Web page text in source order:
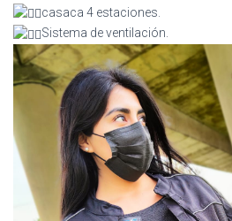
casaca 4 estaciones.
Sistema de ventilación.